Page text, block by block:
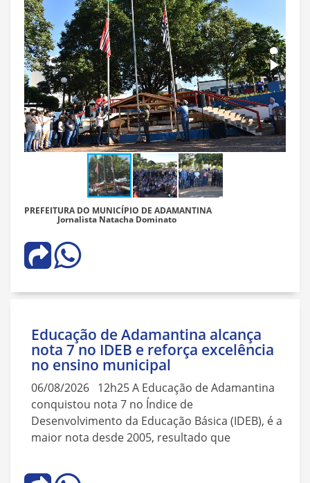
PREFEITURA DO MUNICÍPIO DE ADAMANTINA
Jornalista Natacha Dominato
Educação de Adamantina alcança
nota 7 no IDEB e reforça excelência
no ensino municipal
06/08/2026 12h25 A Educação de Adamantina
conquistou nota 7 no Índice de
Desenvolvimento da Educação Básica (IDEB), é a
maior nota desde 2005, resultado que